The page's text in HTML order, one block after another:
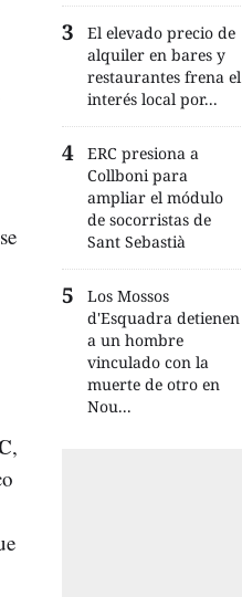
,
El elevado precio de
alquiler en bares y
restaurantes frena el
interés local por...
ERC presiona a
Collboni para
ampliar el módulo
de socorristas de
Sant Sebastià
Los Mossos
d'Esquadra detienen
a un hombre
vinculado con la
muerte de otro en
Nou...